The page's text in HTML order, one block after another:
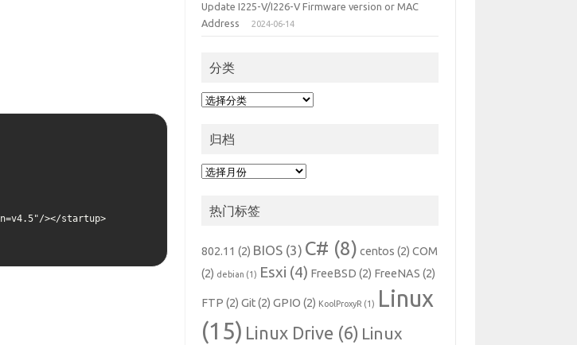
Update I225-V/I226-V Firmware version or MAC
Address
2024-06-14
分类
分
归档
归
热门标签
802.11 (2) BIOS (3) C# (8) centos (2) COM
(2) debian (1) Esxi (4) FreeBSD (2) FreeNAS (2)
FTP (2) Git(2) GPIO (2) KoolProxyR (1) Linux
(15) Linux Drive (6) Linux